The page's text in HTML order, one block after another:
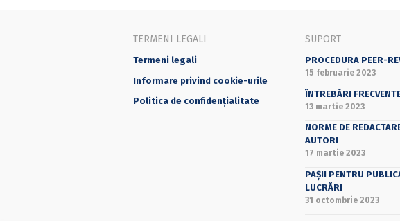
TERMENI LEGALI
Termeni legali
Informare privind cookie-urile
Politica de confidențialitate
SUPORT
PROCEDURA PEER-
15 februarie 2023
ÎNTREBĂRI
13 martie 2023
NORME DE
AUTORI
17 martie 2023
PAȘII PENTRU
LUCRĂRI
31 octombrie 2023